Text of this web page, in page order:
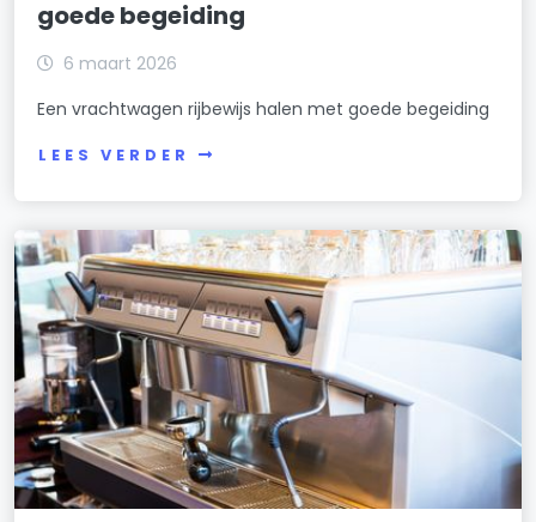
goede begeiding
6 maart 2026
Een vrachtwagen rijbewijs halen met goede begeiding
LEES VERDER